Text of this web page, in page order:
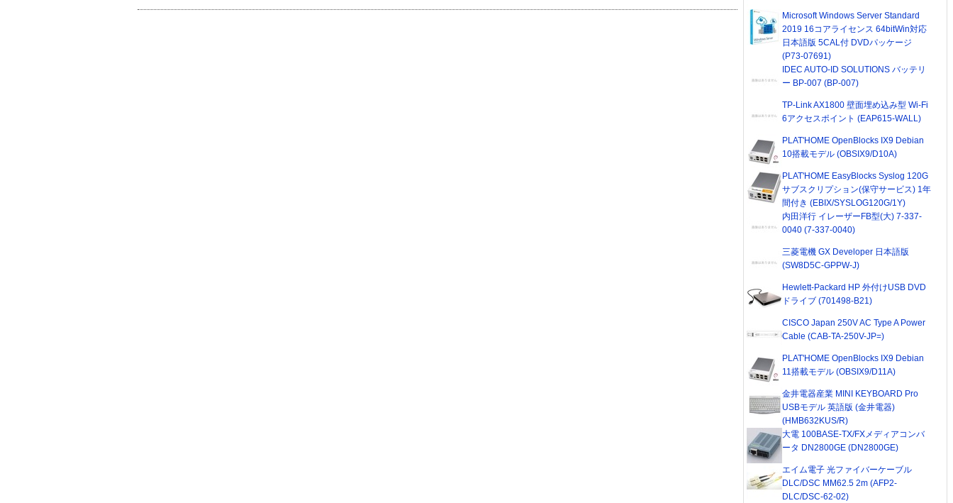
Microsoft Windows Server Standard
2019 16コアライセンス 64bitWin対応
日本語版 5CAL付 DVDパッケージ
(P73-07691)
IDEC AUTO-ID SOLUTIONS バッテリ
ー BP-007 (BP-007)
TP-Link AX1800 壁面埋め込み型 Wi-Fi
6アクセスポイント (EAP615-WALL)
PLAT'HOME OpenBlocks IX9 Debian
10搭載モデル (OBSIX9/D10A)
PLAT'HOME EasyBlocks Syslog 120G
サブスクリプション(保守サービス) 1年
間付き (EBIX/SYSLOG120G/1Y)
内田洋行 イレーザーFB型(大) 7-337-
0040 (7-337-0040)
三菱電機 GX Developer 日本語版
(SW8D5C-GPPW-J)
Hewlett-Packard HP 外付けUSB DVD
ドライブ (701498-B21)
CISCO Japan 250V AC Type A Power
Cable (CAB-TA-250V-JP=)
PLAT'HOME OpenBlocks IX9 Debian
11搭載モデル (OBSIX9/D11A)
金井電器産業 MINI KEYBOARD Pro
USBモデル 英語版 (金井電器)
(HMB632KUS/R)
大電 100BASE-TX/FXメディアコンバ
ータ DN2800GE (DN2800GE)
エイム電子 光ファイバーケーブル
DLC/DSC MM62.5 2m (AFP2-
DLC/DSC-62-02)